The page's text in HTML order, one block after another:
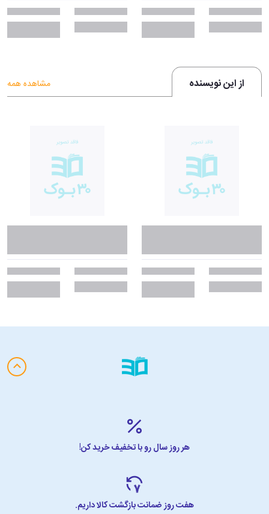
از این نویسنده مشاهده همه
هر روز سال رو با تخفیف خرید کن!
هفت روز ضمانت بازگشت کالا داریم.